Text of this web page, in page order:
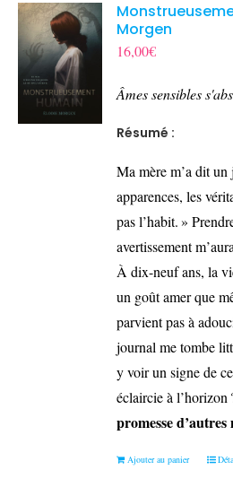
Morgen
16,00€
Âmes sensibles
Résumé :
Ma mère m’a dit
apparences, les
pas l’habit. »
avertissement
À dix-neuf ans, la
un goût amer que
parvient pas à
journal me tombe
y voir un signe de
éclaircie à l’horizon
promesse d’autres
Ajouter au panier